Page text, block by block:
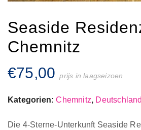
Seaside
Chemnitz
€75,00 prijs in laagseizoen
Kategorien:Chemnitz, Deutschland
Die 4-Sterne-Unterkunft Seaside